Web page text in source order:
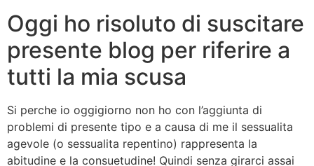
Oggi ho risoluto di suscitare
presente blog per riferire a
tutti la mia scusa
Si perche io oggigiorno non ho con l’aggiunta di
problemi di presente tipo e a causa di me il sessualita
agevole (o sessualita repentino) rappresenta la
abitudine e la consuetudine! Quindi senza girarci assai